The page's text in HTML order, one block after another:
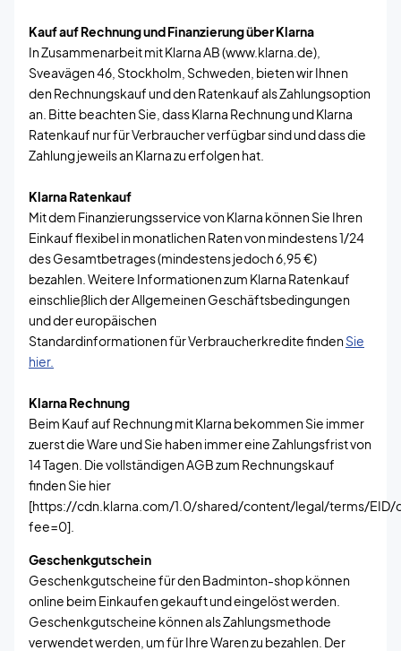
Kauf auf Rechnung und Finanzierung über Klarna
In Zusammenarbeit mit Klarna AB (www.klarna.de),
Sveavägen 46, Stockholm, Schweden, bieten wir Ihnen
den Rechnungskauf und den Ratenkauf als Zahlungsoption
an. Bitte beachten Sie, dass Klarna Rechnung und Klarna
Ratenkauf nur für Verbraucher verfügbar sind und dass die
Zahlung jeweils an Klarna zu erfolgen hat.
Klarna Ratenkauf
Mit dem Finanzierungsservice von Klarna können Sie Ihren
Einkauf flexibel in monatlichen Raten von mindestens 1/24
des Gesamtbetrages (mindestens jedoch 6,95 €)
bezahlen. Weitere Informationen zum Klarna Ratenkauf
einschließlich der Allgemeinen Geschäftsbedingungen
und der europäischen
Standardinformationen für Verbraucherkredite finden Sie
hier.
Klarna Rechnung
Beim Kauf auf Rechnung mit Klarna bekommen Sie immer
zuerst die Ware und Sie haben immer eine Zahlungsfrist von
14 Tagen. Die vollständigen AGB zum Rechnungskauf
finden Sie hier
[https://cdn.klarna.com/1.0/shared/content/legal/terms/EID/
fee=0].
Geschenkgutschein
Geschenkgutscheine für den Badminton-shop können
online beim Einkaufen gekauft und eingelöst werden.
Geschenkgutscheine können als Zahlungsmethode
verwendet werden, um für Ihre Waren zu bezahlen. Der